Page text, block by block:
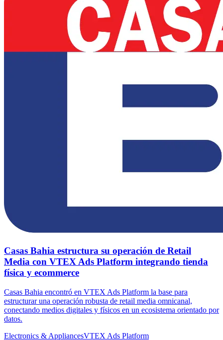
Casas Bahia estructura su operación de Retail
Media con VTEX Ads Platform integrando tienda
física y ecommerce
Casas Bahia encontró en VTEX Ads Platform la base para
estructurar una operación robusta de retail media omnicanal,
conectando medios digitales y físicos en un ecosistema orientado por
datos.
Electronics & AppliancesVTEX Ads Platform